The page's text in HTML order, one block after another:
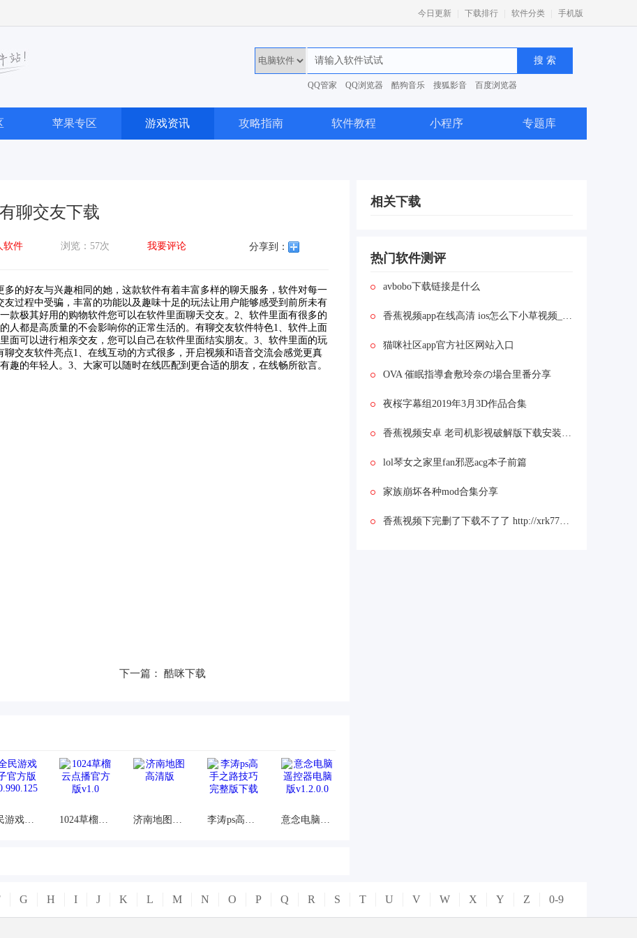
今日更新 下载排行 软件分类 手机版
QQ管家 QQ浏览器 酷狗音乐 搜狐影音
百度浏览器
苹果专区 游戏资讯 攻略指南 软件教程 小程序 专题库
有聊交友下载
软件 浏览：57次 我要评论 分享到：
的好友与兴趣相同的她，这款软件有着丰富多样的聊天服务，软件对每一
过程中受骗，丰富的功能以及趣味十足的玩法让用户能够感受到前所未有
款极其好用的购物软件您可以在软件里面聊天交友。2、软件里面有很多的
人都是高质量的不会影响你的正常生活的。有聊交友软件特色1、软件上面
面可以进行相亲交友，您可以自己在软件里面结实朋友。3、软件里面的玩
交友软件亮点1、在线互动的方式很多，开启视频和语音交流会感觉更真
趣的年轻人。3、大家可以随时在线匹配到更合适的朋友，在线畅所欲言。
下一篇： 酷咪下载
全民游戏盒子官方版v1.0.990.125 1024草榴云点播官方版v1.0 济南地图高清版 李涛ps高手之路技巧完整版下载 意念电脑遥控器电脑版v1.2.0.0
相关下载
热门软件测评
avbobo下载链接是什么
香蕉视频app在线高清 ios怎么下小草视频_免费看黄片儿的视频软件。
猫咪社区app官方社区网站入口
OVA 催眠指導倉敷玲奈の場合里番分享
夜桜字幕组2019年3月3D作品合集
香蕉视频安卓 老司机影视破解版下载安装_向日葵成视频人app污片
lol琴女之家里fan邪恶acg本子前篇
家族崩坏各种mod合集分享
香蕉视频下完删了下载不了了 http://xrk77向日葵视频下载_含羞草视频无限看
G H I J K L M N O P Q R S T U V W X Y Z 0-9